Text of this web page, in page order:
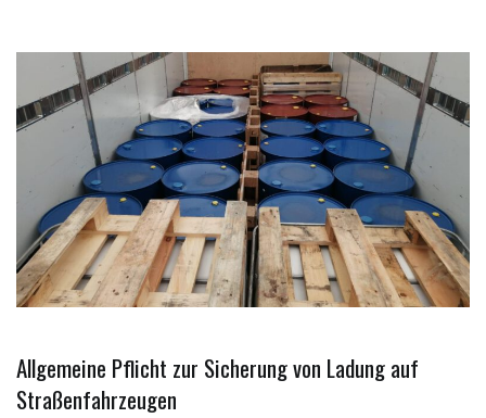
Allgemeine Pflicht zur Sicherung von Ladung auf
Straßenfahrzeugen